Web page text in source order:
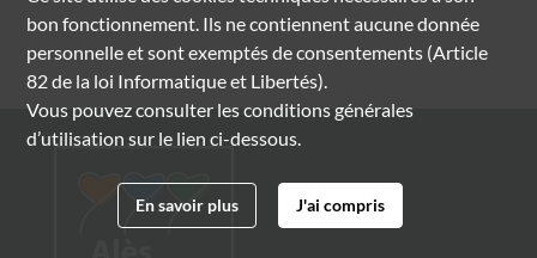
bon fonctionnement. Ils ne contiennent aucune donnée
personnelle et sont exemptés de consentements (Article
82 de la loi Informatique et Libertés).
Vous pouvez consulter les conditions générales
d’utilisation sur le lien ci-dessous.
En savoir plus J'ai compris